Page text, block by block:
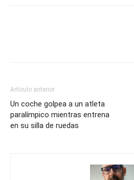
Artículo anterior
Un coche golpea a un atleta
paralímpico mientras entrena
en su silla de ruedas